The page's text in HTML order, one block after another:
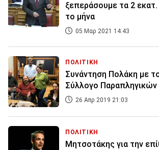
ξεπεράσουμε τα 2
το μήνα
05 Μαρ 2021 14:43
ΠΟΛΙΤΙΚΗ
Συνάντηση Πολάκη με
Σύλλογο Παραπληγικών
26 Απρ 2019 21:03
ΠΟΛΙΤΙΚΗ
Μητσοτάκης για την